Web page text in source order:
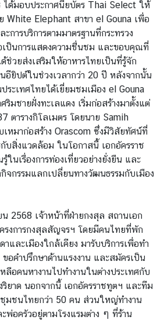
ได้มอบประกาศนียบัตร Thai Select ให้
White Elephant สาขา el Gouna เพื่อ
การบริการตามมาตรฐานที่กระทรวง
ป็นการแสดงความชื่นชม และขอบคุณที่
ช่วยส่งเสริมให้อาหารไทยเป็นที่รู้จัก
อียิปต์ในช่วงเวลากว่า 20 ปี หลังจากนั้น
ระเทศไทยได้เยี่ยมชมเมือง el Gouna
ริมชายฝั่งทะเลแดง เริ่มก่อสร้างมาตั้งแต่
ารางกิโลเมตร โดยนาย Samih
เหมาก่อสร้าง Orascom ซึ่งมีวิสัยทัศน์ที่
บสิ่งแวดล้อม ในโอกาสนี้ เอกอัครราช
ในเรื่องการท่องเที่ยวอย่างยั่งยืน และ
จกรรมแลกเปลี่ยนทางวัฒนธรรมกับเมือง
2568 เจ้าหน้าที่ฝ่ายกงสุล สถานเอก
รงการกงสุลสัญจรฯ โดยมีคนไทยที่พัก
าและเมืองใกล้เคียง มารับบริการเพื่อทำ
อคำปรึกษาด้านแรงงาน และสมัครเป็น
อคนหางานไปทำงานในต่างประเทศกับ
ริยาด นอกจากนี้ เอกอัครราชทูตฯ และทีม
มชนไทยกว่า 50 คน ส่วนใหญ่ทำงาน
พ่อครัวอยู่ตามโรงแรมต่าง ๆ ที่ร้าน